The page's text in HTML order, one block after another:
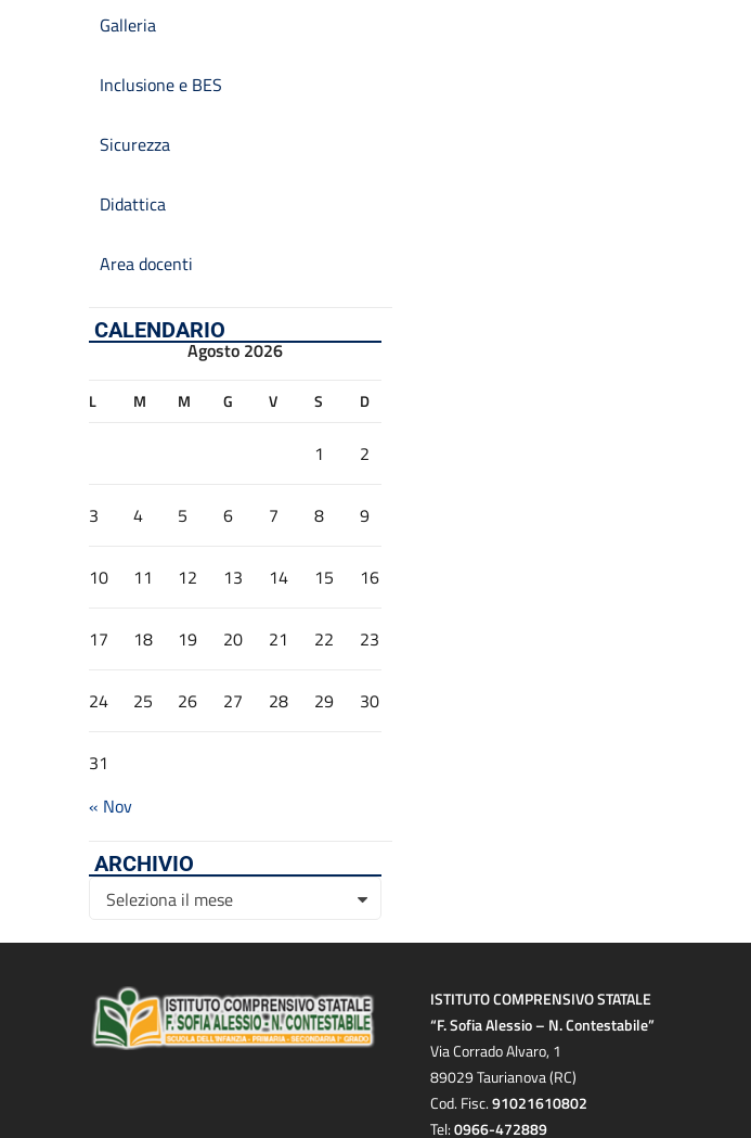
Galleria
Inclusione e BES
Sicurezza
Didattica
Area docenti
CALENDARIO
Agosto 2026
L M M G V S D
1 2
3 4 5 6 7 8 9
10 11 12 13 14 15 16
17 18 19 20 21 22 23
24 25 26 27 28 29 30
31
« Nov
ARCHIVIO
Archivio
Seleziona il mese
ISTITUTO COMPRENSIVO STATALE
“F. Sofia Alessio – N. Contestabile”
Via Corrado Alvaro, 1
89029 Taurianova (RC)
Cod. Fisc.91021610802
Tel:0966-472889